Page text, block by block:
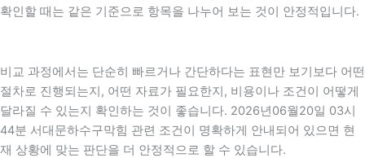
확인할 때는 같은 기준으로 항목을 나누어 보는 것이 안정적입니다.
비교 과정에서는 단순히 빠르거나 간단하다는 표현만 보기보다 어떤
절차로 진행되는지, 어떤 자료가 필요한지, 비용이나 조건이 어떻게
달라질 수 있는지 확인하는 것이 좋습니다. 2026년06월20일 03시
44분 서대문하수구막힘 관련 조건이 명확하게 안내되어 있으면 현
재 상황에 맞는 판단을 더 안정적으로 할 수 있습니다.